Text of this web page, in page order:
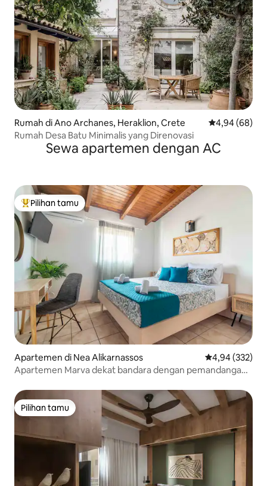
Rumah di Ano Archanes, Heraklion, Crete Nilai rata-rata
4,94 (68)
Rumah Desa Batu Minimalis yang Direnovasi
Sewa apartemen dengan AC
Pilihan tamu terpopuler
Pilihan tamu
Apartemen di Nea Alikarnassos Nilai rata-rata
4,94 (332)
Apartemen Marva dekat bandara dengan pemandangan
Pilihan tamu
Pilihan tamu